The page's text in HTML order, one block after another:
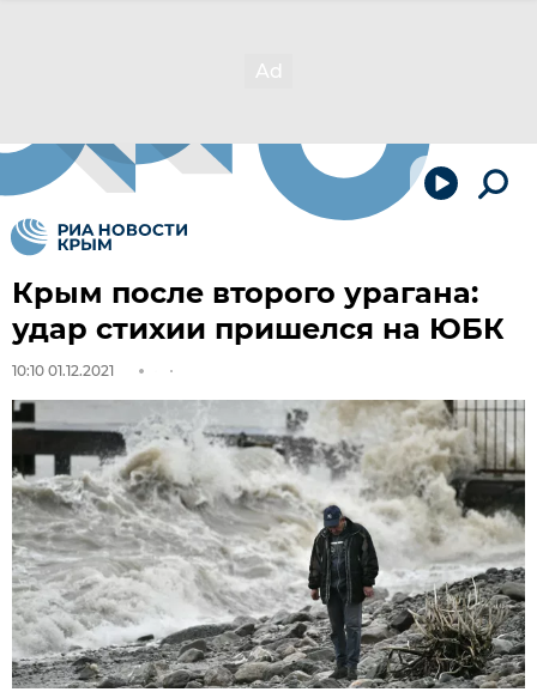
Крым после второго урагана:
удар стихии пришелся на ЮБК
10:10 01.12.2021